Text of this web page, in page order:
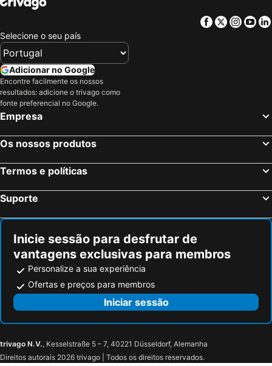
Facebook
Twitter
Selecione o seu país
Adicionar no Google
Encontre facilmente os nossos
resultados: adicione o trivago como
fonte preferencial no Google.
Empresa
Os nossos produtos
Termos e políticas
Suporte
Inicie sessão para desfrutar de
vantagens exclusivas para membros
Personalize a sua experiência
Ofertas e preços para membros
Iniciar sessão
trivago N.V., Kesselstraße 5 – 7, 40221 Düsseldorf, Alemanha
Direitos autorais 2026 trivago | Todos os direitos reservados.